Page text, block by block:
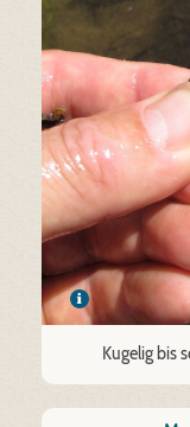
Kugelig bis